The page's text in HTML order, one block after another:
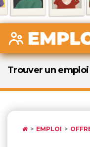
Trouver un
EMPLOI